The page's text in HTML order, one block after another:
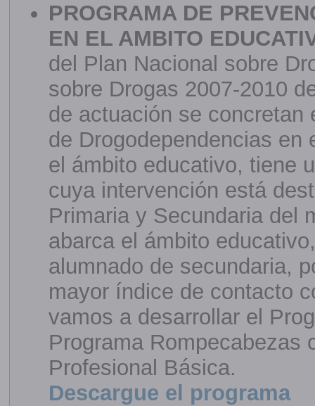
PROGRAMA DE
EN EL AMBITO
del Plan Nacional sobre
sobre Drogas 2007-2010
de actuación se concretan
de Drogodependencias en
el ámbito educativo, tiene
cuya intervención está
Primaria y Secundaria del
abarca el ámbito
alumnado de secundaria,
mayor índice de contacto
vamos a desarrollar el
Programa Rompecabezas
Profesional Básica.
Descargue el programa